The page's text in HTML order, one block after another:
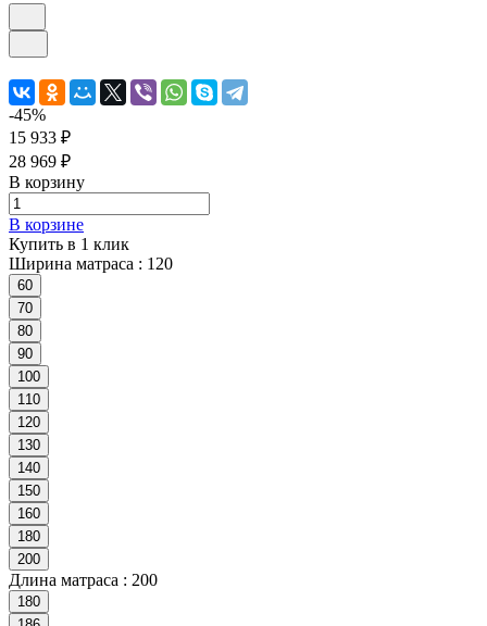
-45%
15 933 ₽
28 969 ₽
В корзину
В корзине
Купить в 1 клик
Ширина матраса : 120
60
70
80
90
100
110
120
130
140
150
160
180
200
Длина матраса : 200
180